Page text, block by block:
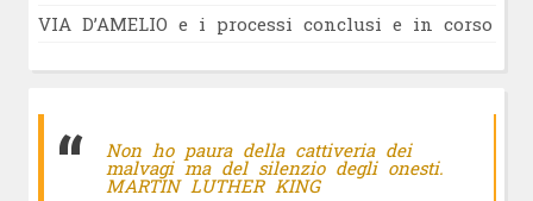
VIA D’AMELIO e i processi conclusi e in corso
Non ho paura della cattiveria dei
malvagi ma del silenzio degli onesti.
MARTIN LUTHER KING